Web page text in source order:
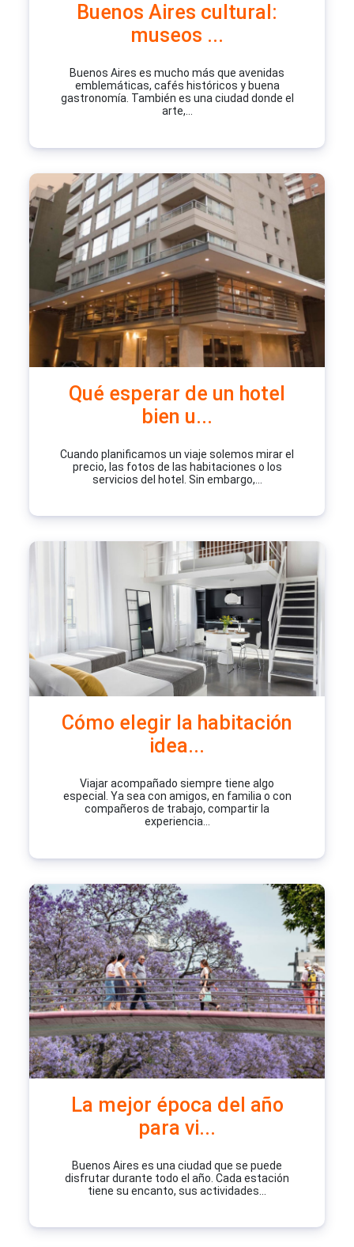
Buenos Aires cultural:
museos ...
Buenos Aires es mucho más que avenidas
emblemáticas, cafés históricos y buena
gastronomía. También es una ciudad donde el
arte,...
Qué esperar de un hotel
bien u...
Cuando planificamos un viaje solemos mirar el
precio, las fotos de las habitaciones o los
servicios del hotel. Sin embargo,...
Cómo elegir la habitación
idea...
Viajar acompañado siempre tiene algo
especial. Ya sea con amigos, en familia o con
compañeros de trabajo, compartir la
experiencia...
La mejor época del año
para vi...
Buenos Aires es una ciudad que se puede
disfrutar durante todo el año. Cada estación
tiene su encanto, sus actividades...